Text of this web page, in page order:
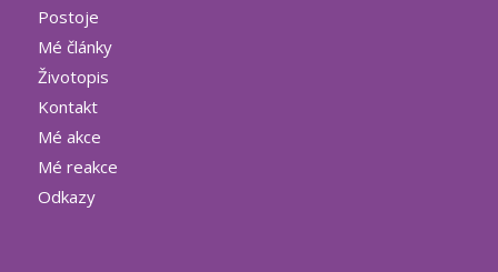
Postoje
Mé články
Životopis
Kontakt
Mé akce
Mé reakce
Odkazy